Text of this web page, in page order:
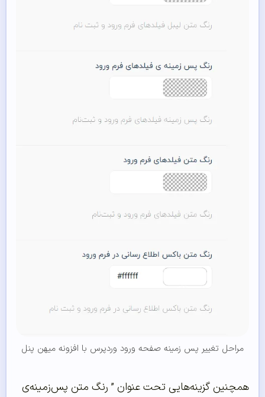
مراحل تغییر پس زمینه صفحه ورود وردپرس با افزونه میهن پنل
همچنین گزینه‌هایی تحت عنوان ” رنگ متن پس‌زمینه‌ی